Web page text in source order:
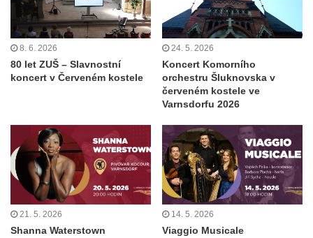
8. 6. 2026
80 let ZUŠ – Slavnostní
koncert v Červeném kostele
24. 5. 2026
Koncert Komorního
orchestru Šluknovska v
červeném kostele ve
Varnsdorfu 2026
21. 5. 2026
Shanna Waterstown
14. 5. 2026
Viaggio Musicale